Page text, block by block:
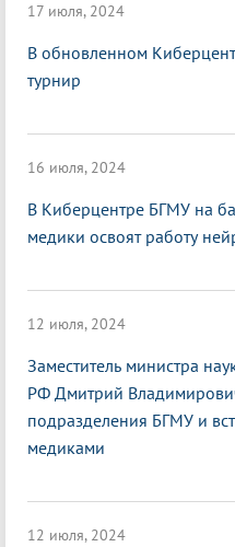
17 июля, 2024
В обновленном
турнир
16 июля, 2024
В Киберцентре БГМУ на
медики освоят работу
12 июля, 2024
Заместитель министра
РФ Дмитрий
подразделения БГМУ и
медиками
12 июля, 2024